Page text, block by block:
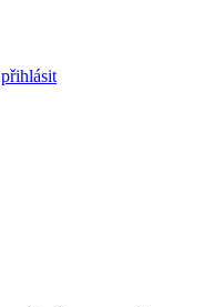
přihlásit